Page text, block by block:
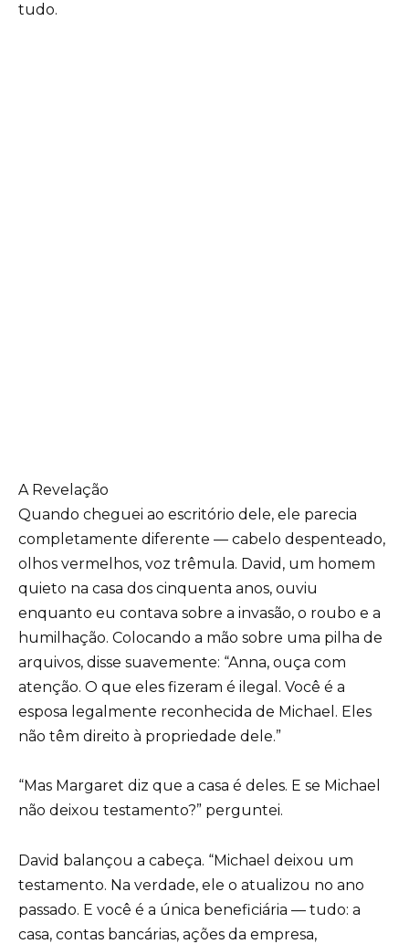
tudo.
A Revelação
Quando cheguei ao escritório dele, ele parecia
completamente diferente — cabelo despenteado,
olhos vermelhos, voz trêmula. David, um homem
quieto na casa dos cinquenta anos, ouviu
enquanto eu contava sobre a invasão, o roubo e a
humilhação. Colocando a mão sobre uma pilha de
arquivos, disse suavemente: “Anna, ouça com
atenção. O que eles fizeram é ilegal. Você é a
esposa legalmente reconhecida de Michael. Eles
não têm direito à propriedade dele.”
“Mas Margaret diz que a casa é deles. E se Michael
não deixou testamento?” perguntei.
David balançou a cabeça. “Michael deixou um
testamento. Na verdade, ele o atualizou no ano
passado. E você é a única beneficiária — tudo: a
casa, contas bancárias, ações da empresa,